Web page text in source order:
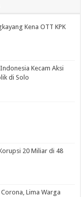
Kena OTT KPK
Kecam Aksi
di Solo
20 Miliar di 48
Lima Warga